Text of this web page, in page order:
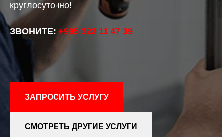
круглосуточно!
ЗВОНИТЕ: +995 322 11 47 39
ЗАПРОСИТЬ УСЛУГУ
СМОТРЕТЬ ДРУГИЕ УСЛУГИ